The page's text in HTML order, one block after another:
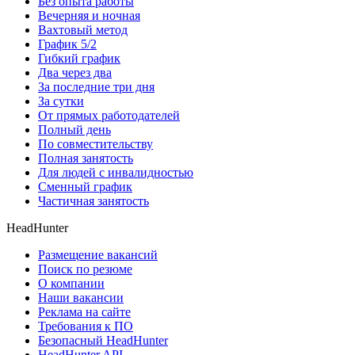
Вечерняя и ночная
Вахтовый метод
График 5/2
Гибкий график
Два через два
За последние три дня
За сутки
От прямых работодателей
Полный день
По совместительству
Полная занятость
Для людей с инвалидностью
Сменный график
Частичная занятость
HeadHunter
Размещение вакансий
Поиск по резюме
О компании
Наши вакансии
Реклама на сайте
Требования к ПО
Безопасный HeadHunter